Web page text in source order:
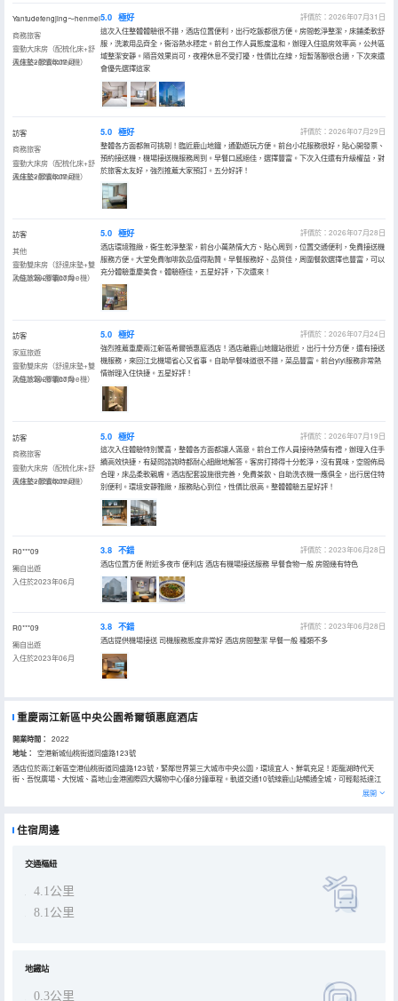
Yantudefengjing～henmei
商務旅客
靈動大床房（配梳化床+舒
達床墊+膠囊coffee機）
入住於2026年07月
5.0 極好
評價於：2026年07月31日
這次入住整體體驗很不錯，酒店位置便利，出行吃飯都很方便。房間乾淨整潔，床鋪柔軟舒
服，洗漱用品齊全，衞浴熱水穩定。前台工作人員態度温和，辦理入住退房效率高，公共區
域整潔安靜。隔音效果尚可，夜裡休息不受打擾，性價比在線，短暫落腳很合適，下次來還
會優先選擇這家
訪客
商務旅客
靈動大床房（配梳化床+舒
達床墊+膠囊coffee機）
入住於2026年07月
5.0 極好
評價於：2026年07月29日
整體各方面都無可挑剔！臨近鹿山地鐵，通勤遊玩方便。前台小花服務很好，貼心開發票、
預約接送機，機場接送機服務周到。早餐口感絕佳，選擇豐富。下次入住還有升級權益，對
於旅客太友好，強烈推薦大家預訂。五分好評！
訪客
其他
靈動雙床房（舒達床墊+雙
功能冰箱+膠囊coffee機）
入住於2026年07月
5.0 極好
評價於：2026年07月28日
酒店環境雅緻，衞生乾淨整潔，前台小萬熱情大方、貼心周到，位置交通便利，免費接送機
服務方便。大堂免費咖啡飲品值得點贊。早餐服務好、品質佳，周圍餐飲選擇也豐富，可以
充分體驗重慶美食。體驗極佳，五星好評，下次還來！
訪客
家庭旅遊
靈動雙床房（舒達床墊+雙
功能冰箱+膠囊coffee機）
入住於2026年07月
5.0 極好
評價於：2026年07月24日
強烈推薦重慶兩江新區希爾頓惠庭酒店！酒店離鹿山地鐵站很近，出行十分方便，還有接送
機服務，來回江北機場省心又省事。自助早餐味道很不錯，菜品豐富。前台yiyi服務非常熱
情辦理入住快捷。五星好評！
訪客
商務旅客
靈動大床房（配梳化床+舒
達床墊+膠囊coffee機）
入住於2026年07月
5.0 極好
評價於：2026年07月19日
這次入住體驗特別驚喜，整體各方面都讓人滿意。前台工作人員接待熱情有禮，辦理入住手
續高效快捷，有疑問諮詢時都耐心細緻地解答。客房打掃得十分乾淨，沒有異味，空間佈局
合理，床品柔軟親膚。酒店配套設施很完善，免費茶飲、自助洗衣機一應俱全，出行居住特
別便利。環境安靜雅緻，服務貼心到位，性價比很高。整體體驗五星好評！
R0***09
獨自出遊
入住於2023年06月
3.8 不錯
評價於：2023年06月28日
酒店位置方便 附近多夜市 便利店 酒店有機場接送服務 早餐食物一般 房間幾有特色
R0***09
獨自出遊
入住於2023年06月
3.8 不錯
評價於：2023年06月28日
酒店提供機場接送 司機服務態度非常好 酒店房間整潔 早餐一般 種類不多
重慶兩江新區中央公園希爾頓惠庭酒店
開業時間： 2022
地址：
空港新城仙桃街道同盛路123號
酒店位於兩江新區空港仙桃街道同盛路123號，緊鄰世界第三大城市中央公園，環境宜人、鮮氧充足！距龍湖時代天
街、吾悅廣場、大悅城、喜地山金港國際四大購物中心僅8分鐘車程。軌道交通10號線鹿山站暢通全城，可輕鬆抵達江
酒店首創靈動客房打造全新“旅居”概念，配備靈動多變、周到貼心的居家便利設施，提供全新的入住體驗，讓您在旅途
間， 且融合了多種室內設計元素。這個迷人的開放空間形成了一個有趣又舒適的“社區”，可按需定義成不同用途，包括
點心和輕便餐食，包括廣受歡迎的商品和當地特色產品。可以用客房微波爐加熱的食物帶來温暖和滿足感，使客人感到
就像在家一樣。 高吧座位區＆上網打印區 在這個陽光充足的區域，客人可以與世界輕鬆相連。該區域提供打印機、給電
子設備充電的電源插座、USB充電端口，讓商務旅客輕鬆辦公，一邊上網，一邊舒適休息。 靈動用餐區 靈動用餐區每天
精選健康食材，早上為賓客們提供豐盛的中式早餐和西式餐點；非早餐時間，靈動用餐區還能成為一個多功能的可轉換
空間，可供客人進行各種活動，包括會議、講習班、社交聚會和活動。 健身房＆洗衣區酒店的互動鍛鍊空間，力量鍛鍊
器械和有氧健身設備，輔以靈活的擱架，搭配富有活力的色彩，幫助客人在旅途中保持日常的健身習慣。健身房與洗衣
持原本的生活方式，像在家一般輕鬆自在。為來到重慶這座城市的旅行者提供“樂居由你Free to be you”的旅居體驗。
展開
住宿周邊
交通樞紐
4.1公里
8.1公里
地鐵站
0.3公里